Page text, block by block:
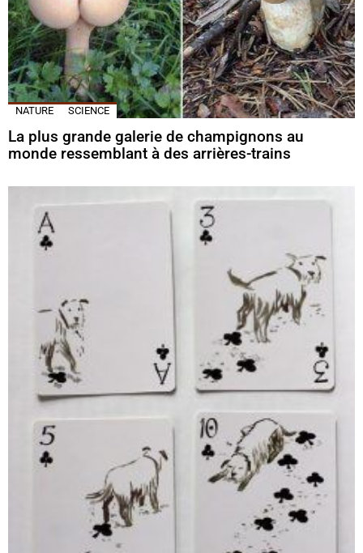
NATURE SCIENCE
La plus grande galerie de champignons au
monde ressemblant à des arrières-trains